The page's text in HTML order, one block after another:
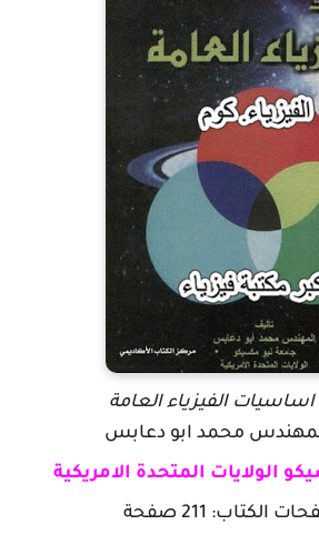
الفيزياء العامة
محمد ابو دعابس
الولايات المتحدة الامريكية
الكتاب: 211 صفحة